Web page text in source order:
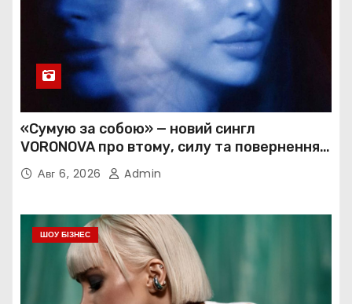
«Сумую за собою» — новий сингл
VORONOVA про втому, силу та повернення
до себе
Авг 6, 2026 Admin
ШОУ БІЗНЕС